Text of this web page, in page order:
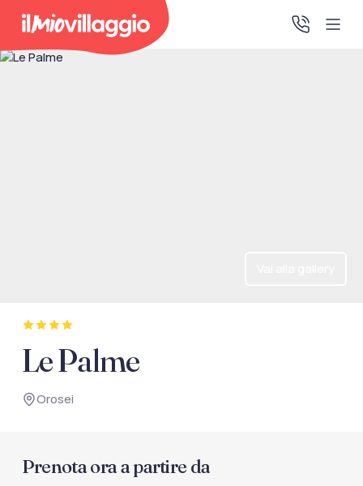
Accedi alla tua area riservata per vedere i tuoi preventivi
e le tue pratiche, gestire i pagamenti e scaricare i tuoi
documenti di viaggio.
Le Palme
Orosei
Prenota ora a partire da